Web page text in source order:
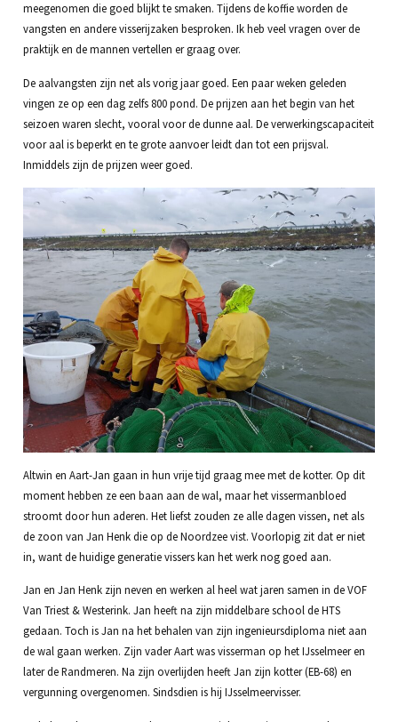
meegenomen die goed blijkt te smaken. Tijdens de koffie worden de
vangsten en andere visserijzaken besproken. Ik heb veel vragen over de
praktijk en de mannen vertellen er graag over.
De aalvangsten zijn net als vorig jaar goed. Een paar weken geleden
vingen ze op een dag zelfs 800 pond. De prijzen aan het begin van het
seizoen waren slecht, vooral voor de dunne aal. De verwerkingscapaciteit
voor aal is beperkt en te grote aanvoer leidt dan tot een prijsval.
Inmiddels zijn de prijzen weer goed.
Altwin en Aart-Jan gaan in hun vrije tijd graag mee met de kotter. Op dit
moment hebben ze een baan aan de wal, maar het vissermanbloed
stroomt door hun aderen. Het liefst zouden ze alle dagen vissen, net als
de zoon van Jan Henk die op de Noordzee vist. Voorlopig zit dat er niet
in, want de huidige generatie vissers kan het werk nog goed aan.
Jan en Jan Henk zijn neven en werken al heel wat jaren samen in de VOF
Van Triest & Westerink. Jan heeft na zijn middelbare school de HTS
gedaan. Toch is Jan na het behalen van zijn ingenieursdiploma niet aan
de wal gaan werken. Zijn vader Aart was visserman op het IJsselmeer en
later de Randmeren. Na zijn overlijden heeft Jan zijn kotter (EB-68) en
vergunning overgenomen. Sindsdien is hij IJsselmeervisser.